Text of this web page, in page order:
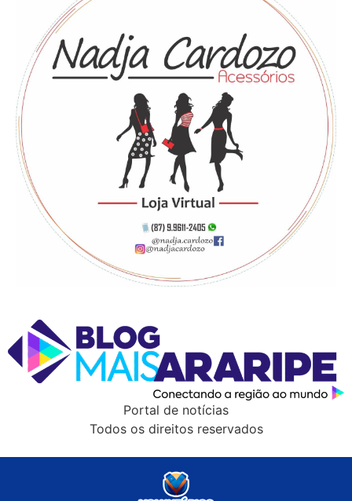
Portal de notícias
Todos os direitos reservados